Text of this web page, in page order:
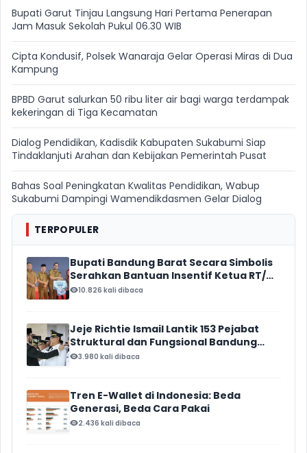
Bupati Garut Tinjau Langsung Hari Pertama Penerapan
Jam Masuk Sekolah Pukul 06.30 WIB
Cipta Kondusif, Polsek Wanaraja Gelar Operasi Miras di Dua
Kampung
BPBD Garut salurkan 50 ribu liter air bagi warga terdampak
kekeringan di Tiga Kecamatan
Dialog Pendidikan, Kadisdik Kabupaten Sukabumi Siap
Tindaklanjuti Arahan dan Kebijakan Pemerintah Pusat
Bahas Soal Peningkatan Kwalitas Pendidikan, Wabup
Sukabumi Dampingi Wamendikdasmen Gelar Dialog
TERPOPULER
Bupati Bandung Barat Secara Simbolis
Serahkan Bantuan Insentif Ketua RT/
RW, Total Anggaran Mencapai Rp16
10.826 kali dibaca
Jeje Richtie Ismail Lantik 153 Pejabat
Struktural dan Fungsional Bandung
Barat
3.980 kali dibaca
Tren E-Wallet di Indonesia: Beda
Generasi, Beda Cara Pakai
2.436 kali dibaca